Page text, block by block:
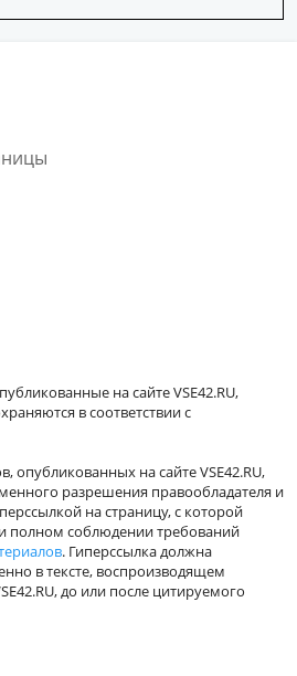
на сайте VSE42.RU,
в соответствии с
опубликованных на сайте VSE42.RU,
разрешения правообладателя и
на страницу, с которой
полном соблюдении требований
. Гиперссылка должна
в тексте, воспроизводящем
до или после цитируемого